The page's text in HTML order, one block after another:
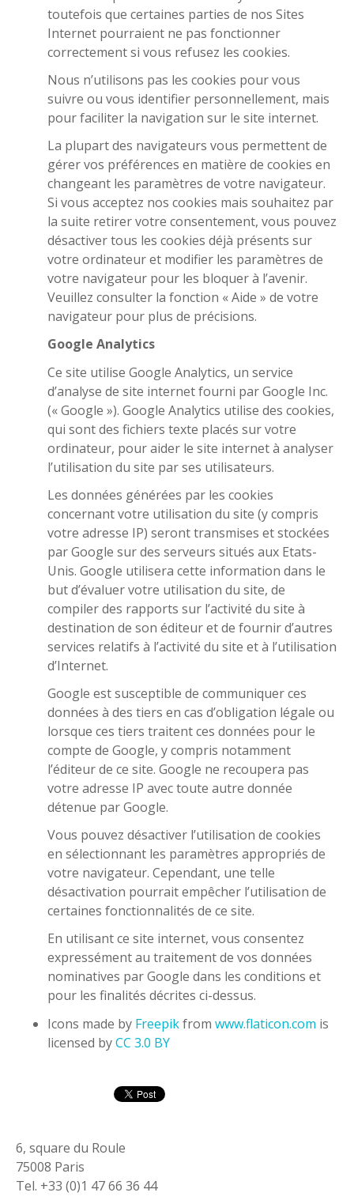
toutefois que certaines parties de nos Sites
Internet pourraient ne pas fonctionner
correctement si vous refusez les cookies.
Nous n’utilisons pas les cookies pour vous
suivre ou vous identifier personnellement, mais
pour faciliter la navigation sur le site internet.
La plupart des navigateurs vous permettent de
gérer vos préférences en matière de cookies en
changeant les paramètres de votre navigateur.
Si vous acceptez nos cookies mais souhaitez par
la suite retirer votre consentement, vous pouvez
désactiver tous les cookies déjà présents sur
votre ordinateur et modifier les paramètres de
votre navigateur pour les bloquer à l’avenir.
Veuillez consulter la fonction « Aide » de votre
navigateur pour plus de précisions.
Google Analytics
Ce site utilise Google Analytics, un service
d’analyse de site internet fourni par Google Inc.
(« Google »). Google Analytics utilise des cookies,
qui sont des fichiers texte placés sur votre
ordinateur, pour aider le site internet à analyser
l’utilisation du site par ses utilisateurs.
Les données générées par les cookies
concernant votre utilisation du site (y compris
votre adresse IP) seront transmises et stockées
par Google sur des serveurs situés aux Etats-
Unis. Google utilisera cette information dans le
but d’évaluer votre utilisation du site, de
compiler des rapports sur l’activité du site à
destination de son éditeur et de fournir d’autres
services relatifs à l’activité du site et à l’utilisation
d’Internet.
Google est susceptible de communiquer ces
données à des tiers en cas d’obligation légale ou
lorsque ces tiers traitent ces données pour le
compte de Google, y compris notamment
l’éditeur de ce site. Google ne recoupera pas
votre adresse IP avec toute autre donnée
détenue par Google.
Vous pouvez désactiver l’utilisation de cookies
en sélectionnant les paramètres appropriés de
votre navigateur. Cependant, une telle
désactivation pourrait empêcher l’utilisation de
certaines fonctionnalités de ce site.
En utilisant ce site internet, vous consentez
expressément au traitement de vos données
nominatives par Google dans les conditions et
pour les finalités décrites ci-dessus.
Icons made by Freepikfrom www.flaticon.com is
licensed byCC 3.0 BY
6, square du Roule
75008 Paris
Tel. +33 (0)1 47 66 36 44